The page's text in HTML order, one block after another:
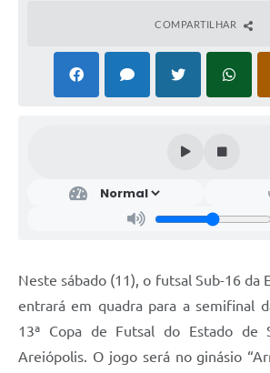
COMPARTILHAR
Neste sábado (11), o futsal Sub-16 da
entrará em quadra para a semifinal
13ª Copa de Futsal do Estado de
Areiópolis. O jogo será no ginásio